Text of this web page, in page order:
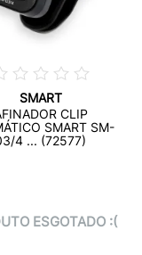
SMART
CLIP
SMART SM-
4 ... (72577)
ESGOTADO :(